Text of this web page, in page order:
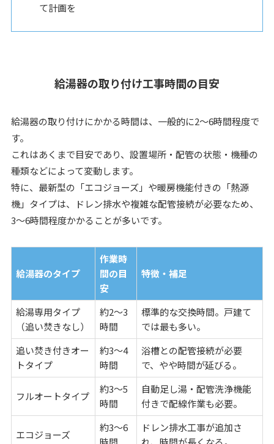
て計画を
給湯器の取り付け工事時間の目安
給湯器の取り付けにかかる時間は、一般的に2〜6時間程度で
す。
これはあくまで目安であり、設置場所・配管の状態・機種の
種類などによって変動します。
特に、最新型の「エコジョーズ」や暖房機能付きの「熱源
機」タイプは、ドレン排水や複雑な配管接続が必要なため、
3〜6時間程度かかることが多いです。
給湯器のタイプ
作業時
間の目
安
特徴・補足
給湯専用タイプ
（追い焚きなし）
約2〜3
時間
標準的な交換時間。戸建て
では最も多い。
追い焚き付きオー
トタイプ
約3〜4
時間
浴槽との配管接続が必要
で、やや時間が延びる。
フルオートタイプ
約3〜5
時間
自動足し湯・配管洗浄機能
付きで配線作業も必要。
エコジョーズ
約3〜6
ドレン排水工事が追加さ